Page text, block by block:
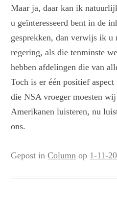
Maar ja, daar kan ik
u geïnteresseerd bent in de
gesprekken, dan verwijs ik u
regering, als die tenminste
hebben afdelingen die van
Toch is er één positief
die NSA vroeger moesten
Amerikanen luisteren, nu
ons.
Gepost inColumn op 1-11-